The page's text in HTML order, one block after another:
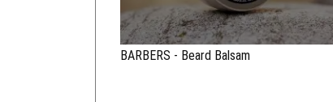
BARBERS - Beard Balsam